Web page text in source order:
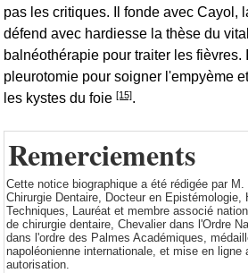
pas les critiques. Il fonde avec Cayol,
défend avec hardiesse la thèse du
balnéothérapie pour traiter les fièvres.
pleurotomie pour soigner l'empyème
les kystes du foie [15].
Remerciements
Cette notice biographique a été rédigée par
Chirurgie Dentaire, Docteur en
Techniques, Lauréat et membre associé
de chirurgie dentaire, Chevalier dans l'Ordre
dans l'ordre des Palmes Académiques,
napoléonienne internationale, et mise en ligne
autorisation.